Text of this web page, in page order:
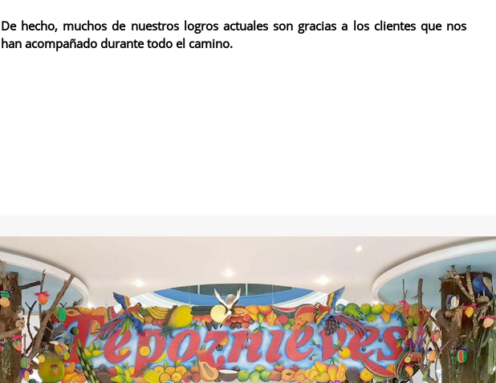
De hecho, muchos de nuestros logros actuales son gracias a los clientes que nos
han acompañado durante todo el camino.